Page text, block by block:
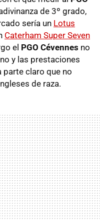
de 3º grado,
sería un Lotus
Caterham Super Seven
el PGO Cévennes no
y las prestaciones
parte claro que no
de raza.